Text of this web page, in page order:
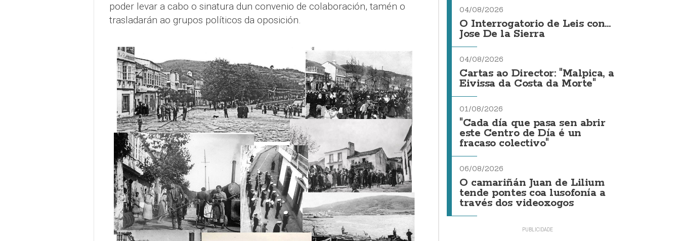
poder levar a cabo o sinatura dun convenio de colaboración, tamén o
trasladarán ao grupos políticos da oposición.
04/08/2026
O Interrogatorio de Leis con...
Jose De la Sierra
04/08/2026
Cartas ao Director: "Malpica, a
Eivissa da Costa da Morte"
01/08/2026
"Cada día que pasa sen abrir
este Centro de Día é un
fracaso colectivo"
06/08/2026
O camariñán Juan de Lilium
tende pontes coa lusofonía a
través dos videoxogos